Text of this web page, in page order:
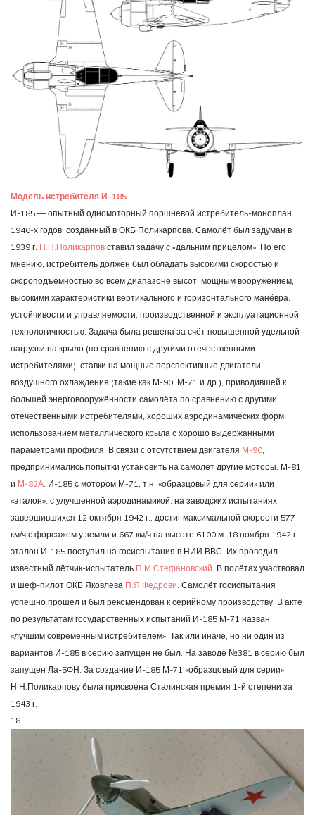
Модель истребителя И-185
И-185 — опытный одномоторный поршневой истребитель-моноплан
1940-х годов, созданный в ОКБ Поликарпова. Самолёт был задуман в
1939 г. Н.Н.Поликарпов ставил задачу с «дальним прицелом». По его
мнению, истребитель должен был обладать высокими скоростью и
скороподъёмностью во всём диапазоне высот, мощным вооружением,
высокими характеристики вертикального и горизонтального манёвра,
устойчивости и управляемости, производственной и эксплуатационной
технологичностью. Задача была решена за счёт повышенной удельной
нагрузки на крыло (по сравнению с другими отечественными
истребителями), ставки на мощные перспективные двигатели
воздушного охлаждения (такие как М-90, М-71 и др.), приводившей к
большей энерговооружённости самолёта по сравнению с другими
отечественными истребителями, хороших аэродинамических форм,
использованием металлического крыла с хорошо выдержанными
параметрами профиля. В связи с отсутствием двигателя М-90,
предпринимались попытки установить на самолет другие моторы: М-81
и М-82А. И-185 с мотором М-71, т.н. «образцовый для серии» или
«эталон», с улучшенной аэродинамикой, на заводских испытаниях,
завершившихся 12 октября 1942 г., достиг максимальной скорости 577
км/ч с форсажем у земли и 667 км/ч на высоте 6100 м. 18 ноября 1942 г.
эталон И-185 поступил на госиспытания в НИИ ВВС. Их проводил
известный лётчик-испытатель П.М.Стефановский. В полётах участвовал
и шеф-пилот ОКБ Яковлева П.Я.Федрови. Самолёт госиспытания
успешно прошёл и был рекомендован к серийному производству. В акте
по результатам государственных испытаний И-185 М-71 назван
«лучшим современным истребителем». Так или иначе, но ни один из
вариантов И-185 в серию запущен не был. На заводе №381 в серию был
запущен Ла-5ФН. За создание И-185 М-71 «образцовый для серии»
Н.Н.Поликарпову была присвоена Сталинская премия 1-й степени за
1943 г.
18.